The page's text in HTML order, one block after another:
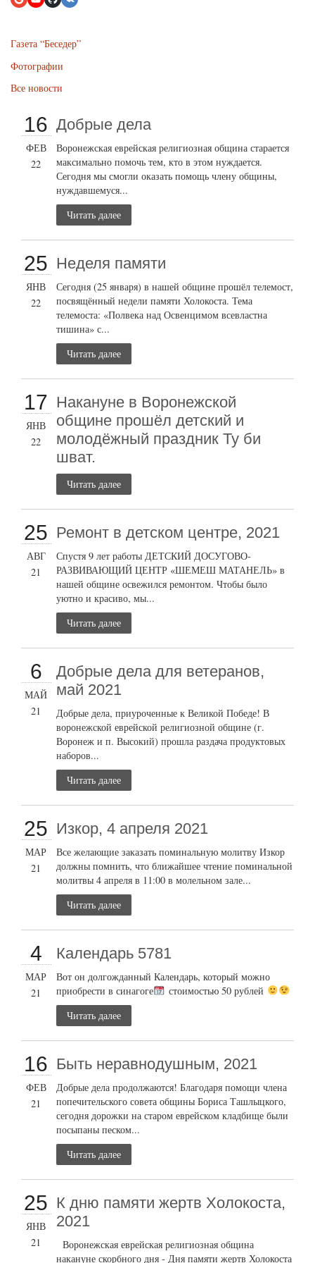
Газета “Беседер”
Фотографии
Все новости
16
ФЕВ
22
Добрые дела
Воронежская еврейская религиозная община старается
максимально помочь тем, кто в этом нуждается.
Сегодня мы смогли оказать помощь члену общины,
нуждавшемуся...
Читать далее
25
ЯНВ
22
Неделя памяти
Сегодня (25 января) в нашей общине прошёл телемост,
посвящённый недели памяти Холокоста. Тема
телемоста: «Полвека над Освенцимом всевластна
тишина» с...
Читать далее
17
ЯНВ
22
Накануне в Воронежской
общине прошёл детский и
молодёжный праздник Ту би
шват.
Читать далее
25
АВГ
21
Ремонт в детском центре, 2021
Спустя 9 лет работы ДЕТСКИЙ ДОСУГОВО-
РАЗВИВАЮЩИЙ ЦЕНТР «ШЕМЕШ МАТАНЕЛЬ» в
нашей общине освежился ремонтом. Чтобы было
уютно и красиво, мы...
Читать далее
6
МАЙ
21
Добрые дела для ветеранов,
май 2021
Добрые дела, приуроченные к Великой Победе! В
воронежской еврейской религиозной общине (г.
Воронеж и п. Высокий) прошла раздача продуктовых
наборов...
Читать далее
25
МАР
21
Изкор, 4 апреля 2021
Все желающие заказать поминальную молитву Изкор
должны помнить, что ближайшее чтение поминальной
молитвы 4 апреля в 11:00 в молельном зале...
Читать далее
4
МАР
21
Календарь 5781
Вот он долгожданный Календарь, который можно
приобрести в синагоге
стоимостью 50 рублей
Читать далее
16
ФЕВ
21
Быть неравнодушным, 2021
Добрые дела продолжаются! Благодаря помощи члена
попечительского совета общины Бориса Ташлыцкого,
сегодня дорожки на старом еврейском кладбище были
посыпаны песком...
Читать далее
25
ЯНВ
21
К дню памяти жертв Холокоста,
2021
Воронежская еврейская религиозная община
накануне скорбного дня - Дня памяти жертв Холокоста